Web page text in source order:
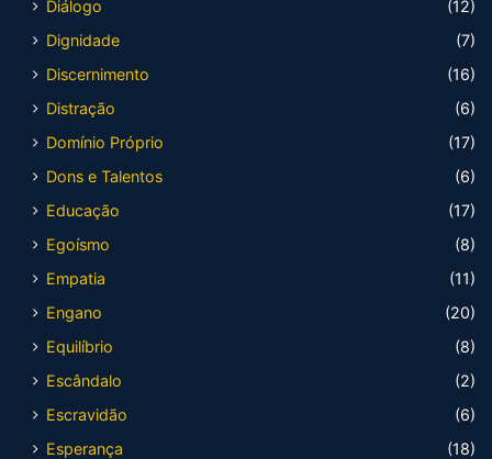
Diálogo
(12)
Dignidade
(7)
Discernimento
(16)
Distração
(6)
Domínio Próprio
(17)
Dons e Talentos
(6)
Educação
(17)
Egoísmo
(8)
Empatia
(11)
Engano
(20)
Equilíbrio
(8)
Escândalo
(2)
Escravidão
(6)
Esperança
(18)